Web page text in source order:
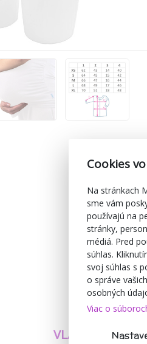
VLASTNÉ
Cookies
Na stránkach
sme vám
používajú na
stránky,
médiá. Pred
súhlas.
svoj súhlas s
o správe
osobných
Viac o